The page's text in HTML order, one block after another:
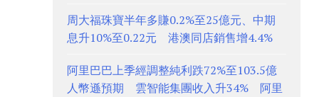
周大福珠寶半年多賺0.2%至25億元、中期
息升10%至0.22元 港澳同店銷售增4.4%
阿里巴巴上季經調整純利跌72%至103.5億
人幣遜預期 雲智能集團收入升34% 阿里